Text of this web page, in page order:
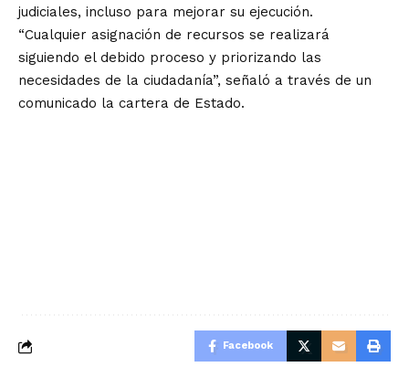
judiciales, incluso para mejorar su ejecución.
“Cualquier asignación de recursos se realizará
siguiendo el debido proceso y priorizando las
necesidades de la ciudadanía”, señaló a través de un
comunicado la cartera de Estado.
Facebook